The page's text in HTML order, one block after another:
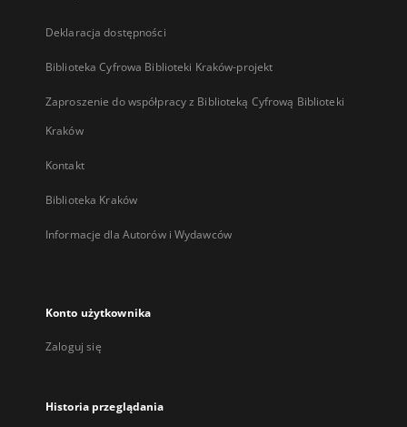
Deklaracja dostępności
Biblioteka Cyfrowa Biblioteki Kraków-projekt
Zaproszenie do współpracy z Biblioteką Cyfrową Biblioteki
Kraków
Kontakt
Biblioteka Kraków
Informacje dla Autorów i Wydawców
Konto użytkownika
Zaloguj się
Historia przeglądania